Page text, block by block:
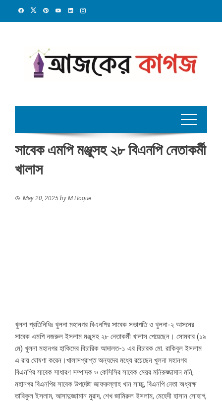
সাবেক এমপি মঞ্জুসহ ২৮ বিএনপি নেতাকর্মী
খালাস
May 20, 2025 by M Hoque
খুলনা প্রতিনিধিঃ খুলনা মহানগর বিএনপির সাবেক সভাপতি ও খুলনা-২ আসনের
সাবেক এমপি নজরুল ইসলাম মঞ্জুসহ ২৮ নেতাকর্মী খালাস পেয়েছেন। সোমবার (১৯
মে) খুলনা মহানগর হাকিমের বিচারিক আদালত-১ এর বিচারক মো. রাকিবুল ইসলাম
এ রায় ঘোষণা করেন।খালাসপ্রাপ্ত অন্যদের মধ্যে রয়েছেন খুলনা মহানগর
বিএনপির সাবেক সাধারণ সম্পাদক ও কেসিসির সাবেক মেয়র মনিরুজ্জামান মনি,
মহানগর বিএনপির সাবেক উপদেষ্টা জাফরুল্লাহ খান সাচ্চু, বিএনপি নেতা অধ্যক্ষ
তারিকুল ইসলাম, আসাদুজ্জামান মুরাদ, শেখ জামিরুল ইসলাম, মেহেদী হাসান সোহাগ,